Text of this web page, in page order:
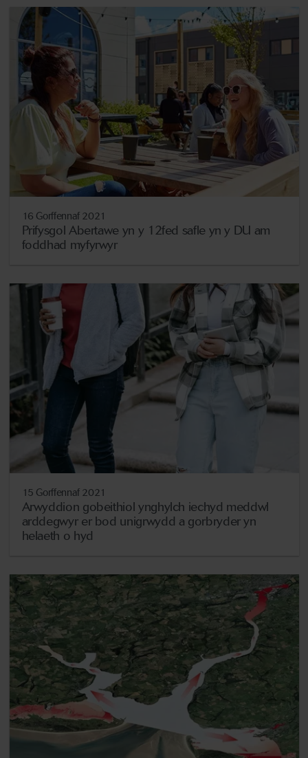
16 Gorffennaf 2021
Prifysgol Abertawe yn y 12fed safle yn y DU am
foddhad myfyrwyr
15 Gorffennaf 2021
Arwyddion gobeithiol ynghylch iechyd meddwl
arddegwyr er bod unigrwydd a gorbryder yn
helaeth o hyd